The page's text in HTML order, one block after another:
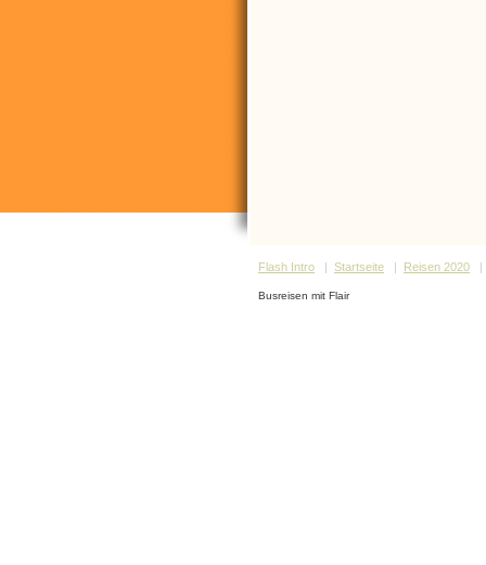
Flash Intro | Startseite | Reisen 2020
Busreisen mit Flair